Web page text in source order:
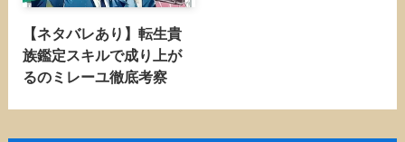
【ネタバレあり】転生貴
族鑑定スキルで成り上が
るのミレーユ徹底考察